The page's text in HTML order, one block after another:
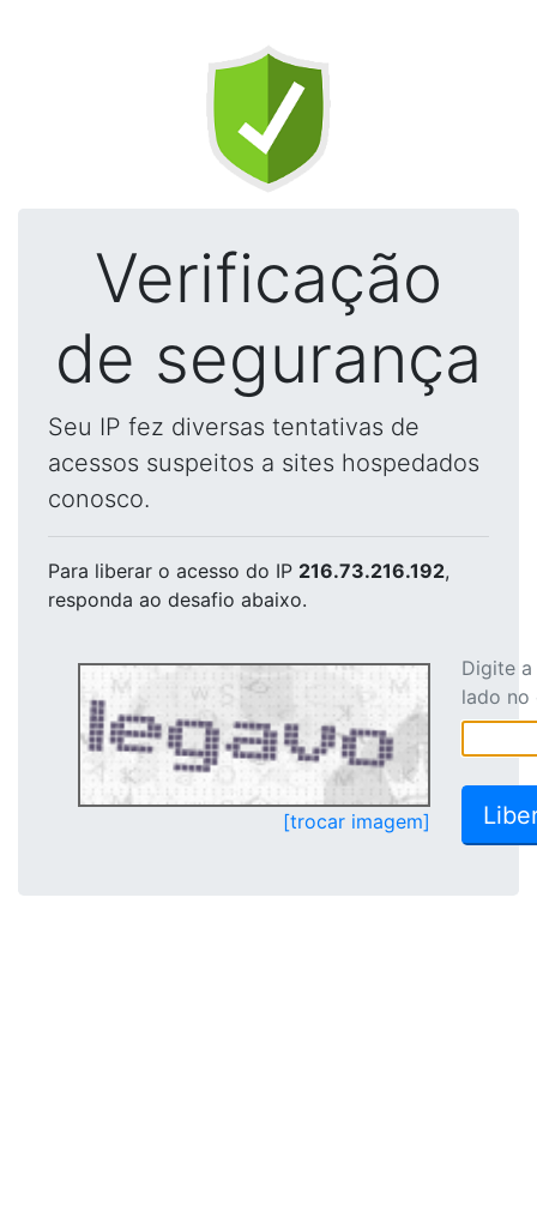
Verificação
de segurança
Seu IP fez diversas tentativas de
acessos suspeitos a sites hospedados
conosco.
Para liberar o acesso do IP 216.73.216.192,
responda ao desafio abaixo.
[trocar imagem]
Digite
lado no